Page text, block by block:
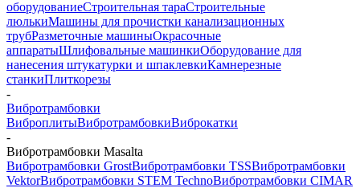
оборудованиеСтроительная тараСтроительные
люлькиМашины для прочистки канализационных
трубРазметочные машиныОкрасочные
аппаратыШлифовальные машинкиОборудование для
нанесения штукатурки и шпаклевкиКамнерезные
станкиПлиткорезы
-
Вибротрамбовки
ВиброплитыВибротрамбовкиВиброкатки
-
Вибротрамбовки Masalta
Вибротрамбовки GrostВибротрамбовки TSSВибротрамбовки
VektorВибротрамбовки STEM TechnoВибротрамбовки CIMAR